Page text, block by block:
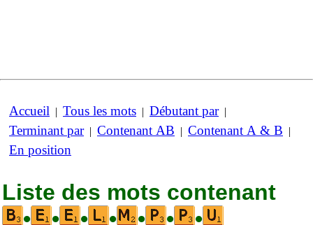
Accueil | Tous les mots | Débutant par|
Terminant par| Contenant AB | Contenant A & B |
En position
Liste des mots contenant
•
• • • • • •